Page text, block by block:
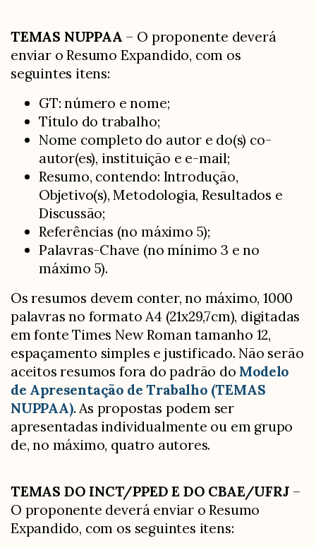
TEMAS NUPPAA – O proponente deverá
enviar o Resumo Expandido, com os
seguintes itens:
GT: número e nome;
Título do trabalho;
Nome completo do autor e do(s) co-
autor(es), instituição e e-mail;
Resumo, contendo: Introdução,
Objetivo(s), Metodologia, Resultados e
Discussão;
Referências (no máximo 5);
Palavras-Chave (no mínimo 3 e no
máximo 5).
Os resumos devem conter, no máximo, 1000
palavras no formato A4 (21x29,7cm), digitadas
em fonte Times New Roman tamanho 12,
espaçamento simples e justificado. Não serão
aceitos resumos fora do padrão do Modelo
de Apresentação de Trabalho (TEMAS
NUPPAA). As propostas podem ser
apresentadas individualmente ou em grupo
de, no máximo, quatro autores.
TEMAS DO INCT/PPED E DO CBAE/UFRJ –
O proponente deverá enviar o Resumo
Expandido, com os seguintes itens: